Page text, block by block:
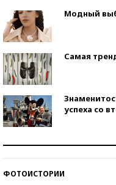
Модный
Самая
успеха со
ФОТОИСТОРИИ